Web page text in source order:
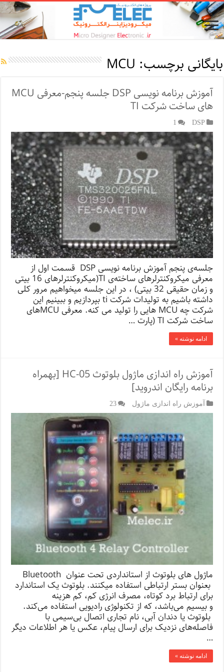
بایگانی برچسب: MCU
آموزش برنامه نویسی DSP جلسه پنجم-معرفی MCU
های ساخت شرکت TI
DSP
1
جلسه‌ی پنجم آموزش برنامه نویسی DSP قسمت اول از
معرفی میکروکنترلرهای ساخته‌ی TI(میکروکنترلرهای 16 بیتی
و زمان حقیقی 32 بیتی) ، در این جلسه میخواهیم مرور کلی
داشته باشیم به تولیدات شرکت ti بپردازیم و ببینیم این
شرکت چه MCU هایی را تولید می کنه. معرفی MCUهای
ساخت شرکت TI‌‌ (پارت …
ادامه نوشته »
آموزش راه اندازی ماژول بلوتوث HC-05 [بهمراه
برنامه رایگان اندروید]
آموزش راه اندازی ماژول 23
ماژول های بلوتوث از استانداردی تحت عنوان Bluetooth
بعنوان بستر ارتباطی استفاده میکنند. بلوتوث یک استاندارد
برای ارتباط برد کوتاه، مصرف انرژی کم، کم هزینه
و بیسیم می‌باشد، که از تکنولوژی رادیویی استفاده می‌کند.
بلوتوث یا دندان آبی، نام تجاری اتصال بی‌سیمی با
فاصله‌های نزدیک برای ارسال پیام، عکس یا هر اطلاعات دیگر
…
ادامه نوشته »